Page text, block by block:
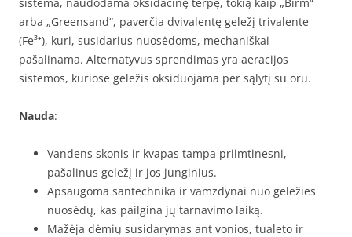
arba „Greensand“, paverčia dvivalentę geležį trivalente
(Fe³⁺), kuri, susidarius nuosėdoms, mechaniškai
pašalinama. Alternatyvus sprendimas yra aeracijos
sistemos, kuriose geležis oksiduojama per sąlytį su oru.
Nauda:
Vandens skonis ir kvapas tampa priimtinesni,
pašalinus geležį ir jos junginius.
Apsaugoma santechnika ir vamzdynai nuo geležies
nuosėdų, kas pailgina jų tarnavimo laiką.
Mažėja dėmių susidarymas ant vonios, tualeto ir